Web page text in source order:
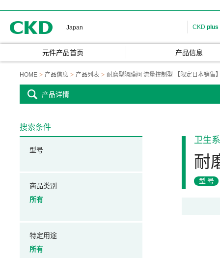
Japan CKD plus
元件产品首页 产品信息
HOME 产品信息 产品列表 耐磨型隔膜阀 流量控制型 【限定日本销售
产品详情
卫生
耐
型号
搜索条件
型号
商品类别
所有
特定用途
所有